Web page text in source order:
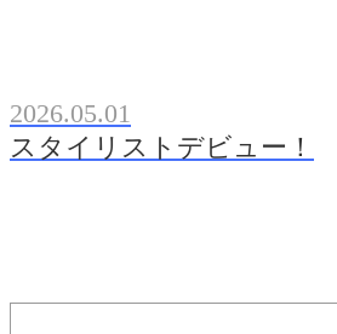
2026.05.01
スタイリストデビュー！